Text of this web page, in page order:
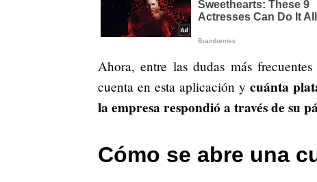
Ahora, entre las dudas más
cuenta en esta aplicación ycuánta
la empresa respondió a través de su
Cómo se abre una